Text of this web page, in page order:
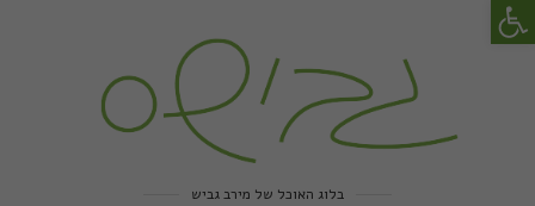
בלוג האוכל של מירב גביש